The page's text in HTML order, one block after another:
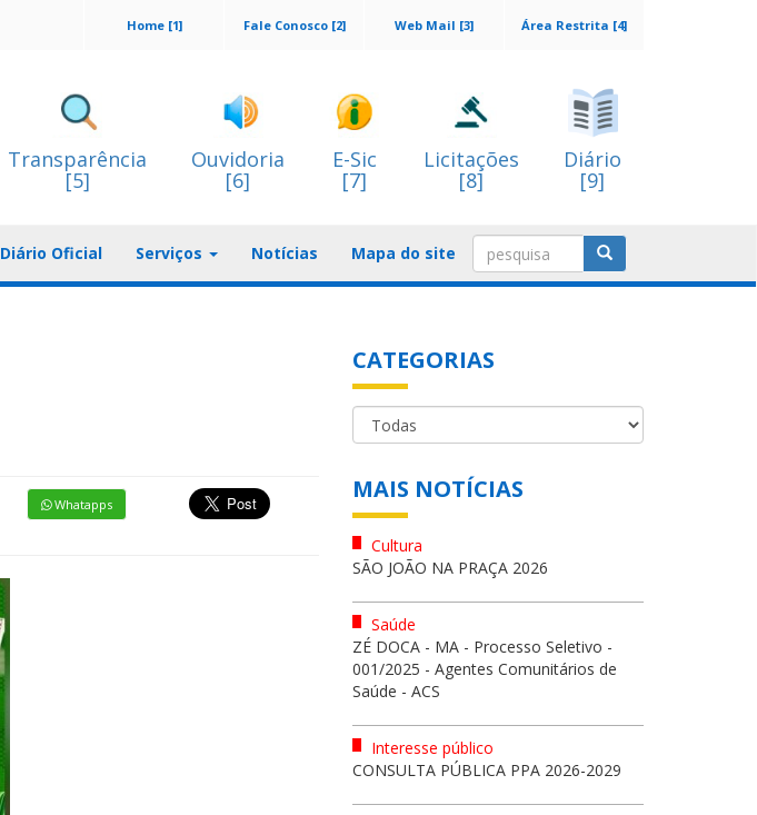
Área Restrita [4]
Web Mail [3]
Fale Conosco [2]
Home [1]
Transparência
[5]
Ouvidoria
[6]
E-Sic
[7]
Licitações
[8]
Diário
[9]
Diário Oficial Serviços Notícias Mapa do site
Whatapps
CATEGORIAS
MAIS NOTÍCIAS
Cultura
SÃO JOÃO NA PRAÇA 2026
Saúde
ZÉ DOCA - MA - Processo Seletivo -
001/2025 - Agentes Comunitários de
Saúde - ACS
Interesse público
CONSULTA PÚBLICA PPA 2026-2029